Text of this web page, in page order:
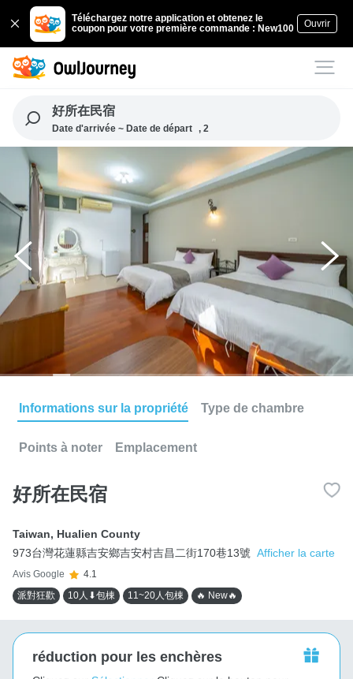
Téléchargez notre application et obtenez le
coupon pour votre première commande : New100
Ouvrir
好所在民宿
Date d'arrivée ~ Date de départ , 2
Informations sur la propriété Type de chambre
Points à noter Emplacement
好所在民宿
Taiwan, Hualien County
973台灣花蓮縣吉安鄉吉安村吉昌二街170巷13號 Afficher la carte
Avis Google
4.1
派對狂歡
10人⬇包棟 11~20人包棟 🔥 New🔥
réduction pour les enchères